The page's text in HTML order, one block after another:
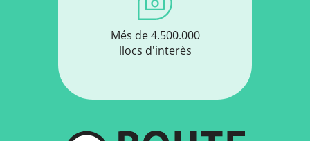
Més de 4.500.000
llocs d'interès